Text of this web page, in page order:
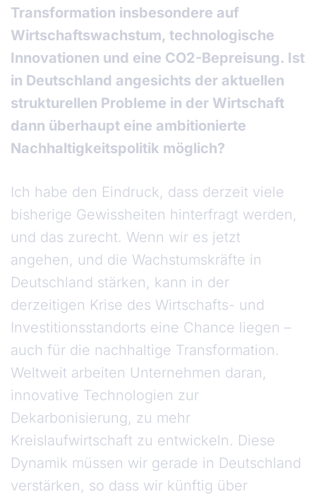
Transformation insbesondere auf
Wirtschaftswachstum, technologische
Innovationen und eine CO2-Bepreisung. Ist
in Deutschland angesichts der aktuellen
strukturellen Probleme in der Wirtschaft
dann überhaupt eine ambitionierte
Nachhaltigkeitspolitik möglich?
Ich habe den Eindruck, dass derzeit viele
bisherige Gewissheiten hinterfragt werden,
und das zurecht. Wenn wir es jetzt
angehen, und die Wachstumskräfte in
Deutschland stärken, kann in der
derzeitigen Krise des Wirtschafts- und
Investitionsstandorts eine Chance liegen –
auch für die nachhaltige Transformation.
Weltweit arbeiten Unternehmen daran,
innovative Technologien zur
Dekarbonisierung, zu mehr
Kreislaufwirtschaft zu entwickeln. Diese
Dynamik müssen wir gerade in Deutschland
verstärken, so dass wir künftig über